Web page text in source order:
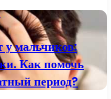
у мальчиков:
Как помочь
период?